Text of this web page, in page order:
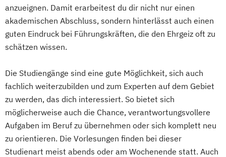
anzueignen. Damit erarbeitest du dir nicht nur einen
akademischen Abschluss, sondern hinterlässt auch einen
guten Eindruck bei Führungskräften, die den Ehrgeiz oft zu
schätzen wissen.
Die Studiengänge sind eine gute Möglichkeit, sich auch
fachlich weiterzubilden und zum Experten auf dem Gebiet
zu werden, das dich interessiert. So bietet sich
möglicherweise auch die Chance, verantwortungsvollere
Aufgaben im Beruf zu übernehmen oder sich komplett neu
zu orientieren. Die Vorlesungen finden bei dieser
Studienart meist abends oder am Wochenende statt. Auch